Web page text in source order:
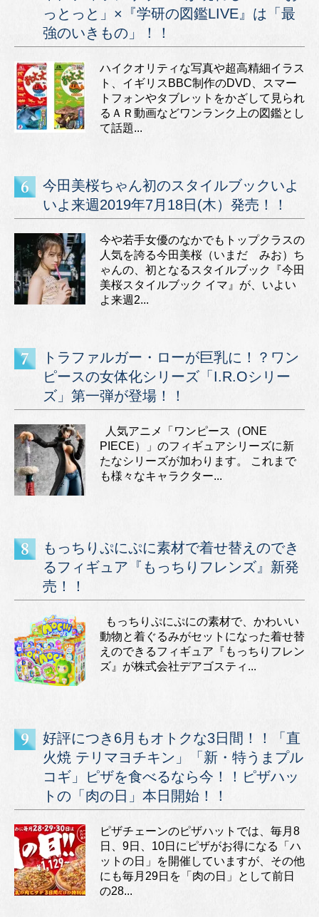
っとっと」×『学研の図鑑LIVE』は「最
強のいきもの」！！
ハイクオリティな写真や超高精細イラス
ト、イギリスBBC制作のDVD、スマー
トフォンやタブレットをかざして見られ
るＡＲ動画などワンランク上の図鑑とし
て話題...
今田美桜ちゃん初のスタイルブックいよ
いよ来週2019年7月18日(木）発売！！
今や若手女優のなかでもトップクラスの
人気を誇る今田美桜（いまだ みお）ち
ゃんの、初となるスタイルブック『今田
美桜スタイルブック イマ』が、いよい
よ来週2...
トラファルガー・ローが巨乳に！？ワン
ピースの女体化シリーズ「I.R.Oシリー
ズ」第一弾が登場！！
人気アニメ「ワンピース（ONE
PIECE）」のフィギュアシリーズに新
たなシリーズが加わります。 これまで
も様々なキャラクター...
もっちりぷにぷに素材で着せ替えのでき
るフィギュア『もっちりフレンズ』新発
売！！
もっちりぷにぷにの素材で、かわいい
動物と着ぐるみがセットになった着せ替
えのできるフィギュア『もっちりフレン
ズ』が株式会社デアゴスティ...
好評につき6月もオトクな3日間！！「直
火焼 テリマヨチキン」「新・特うまプル
コギ」ピザを食べるなら今！！ピザハッ
トの「肉の日」本日開始！！
ピザチェーンのピザハットでは、毎月8
日、9日、10日にピザがお得になる「ハ
ットの日」を開催していますが、その他
にも毎月29日を「肉の日」として前日
の28...